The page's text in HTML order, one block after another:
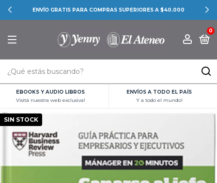
ENVÍO GRATIS PARA COMPRAS SUPERIORES A $40.000
0
EBOOKS Y AUDIO LIBROS
Visitá nuestra web exclusiva!
ENVÍOS A TODO EL PAÍS
Y a todo el mundo!
SIN STOCK